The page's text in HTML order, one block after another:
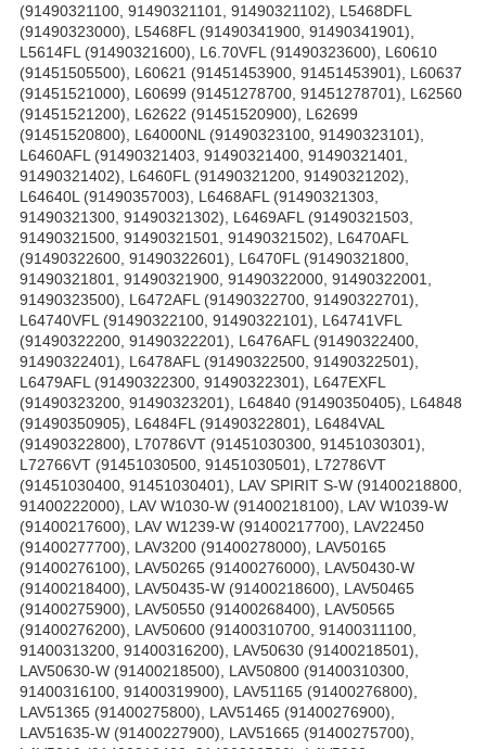
(91490321100, 91490321101, 91490321102), L5468DFL
(91490323000), L5468FL (91490341900, 91490341901),
L5614FL (91490321600), L6.70VFL (91490323600), L60610
(91451505500), L60621 (91451453900, 91451453901), L60637
(91451521000), L60699 (91451278700, 91451278701), L62560
(91451521200), L62622 (91451520900), L62699
(91451520800), L64000NL (91490323100, 91490323101),
L6460AFL (91490321403, 91490321400, 91490321401,
91490321402), L6460FL (91490321200, 91490321202),
L64640L (91490357003), L6468AFL (91490321303,
91490321300, 91490321302), L6469AFL (91490321503,
91490321500, 91490321501, 91490321502), L6470AFL
(91490322600, 91490322601), L6470FL (91490321800,
91490321801, 91490321900, 91490322000, 91490322001,
91490323500), L6472AFL (91490322700, 91490322701),
L64740VFL (91490322100, 91490322101), L64741VFL
(91490322200, 91490322201), L6476AFL (91490322400,
91490322401), L6478AFL (91490322500, 91490322501),
L6479AFL (91490322300, 91490322301), L647EXFL
(91490323200, 91490323201), L64840 (91490350405), L64848
(91490350905), L6484FL (91490322801), L6484VAL
(91490322800), L70786VT (91451030300, 91451030301),
L72766VT (91451030500, 91451030501), L72786VT
(91451030400, 91451030401), LAV SPIRIT S-W (91400218800,
91400222000), LAV W1030-W (91400218100), LAV W1039-W
(91400217600), LAV W1239-W (91400217700), LAV22450
(91400277700), LAV3200 (91400278000), LAV50165
(91400276100), LAV50265 (91400276000), LAV50430-W
(91400218400), LAV50435-W (91400218600), LAV50465
(91400275900), LAV50550 (91400268400), LAV50565
(91400276200), LAV50600 (91400310700, 91400311100,
91400313200, 91400316200), LAV50630 (91400218501),
LAV50630-W (91400218500), LAV50800 (91400310300,
91400316100, 91400319900), LAV51165 (91400276800),
LAV51365 (91400275800), LAV51465 (91400276900),
LAV51635-W (91400227900), LAV51665 (91400275700),